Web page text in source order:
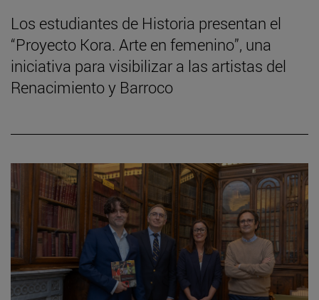
Los estudiantes de Historia presentan el
“Proyecto Kora. Arte en femenino”, una
iniciativa para visibilizar a las artistas del
Renacimiento y Barroco